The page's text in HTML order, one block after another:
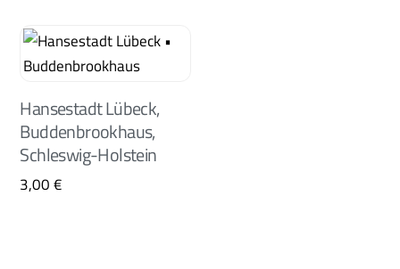
Hansestadt Lübeck,
Buddenbrookhaus,
Schleswig-Holstein
3,00€